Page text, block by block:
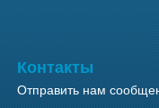
Контакты
Отправить нам